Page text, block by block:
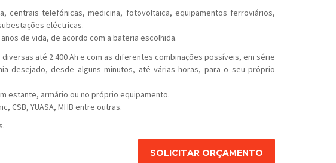
centrais telefónicas, medicina, fotovoltaica, equipamentos ferroviários,
eléctricas.
de vida, de acordo com a bateria escolhida.
até 2.400 Ah e com as diferentes combinações possíveis, em série
desejado, desde alguns minutos, até várias horas, para o seu próprio
estante, armário ou no próprio equipamento.
CSB, YUASA, MHB entre outras.
SOLICITAR ORÇAMENTO